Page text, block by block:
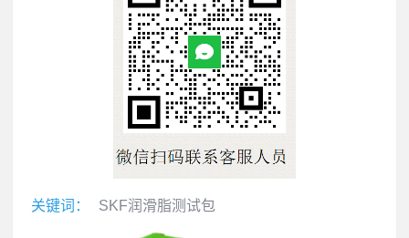
关键词： SKF润滑脂测试包